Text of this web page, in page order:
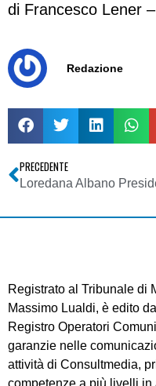
di Francesco Lener
Redazione
PRECEDENTE
Registrato al Tribunale di
Massimo Lualdi, è edito
Registro Operatori
garanzie nelle
attività di Consultmedia,
competenze a più livelli